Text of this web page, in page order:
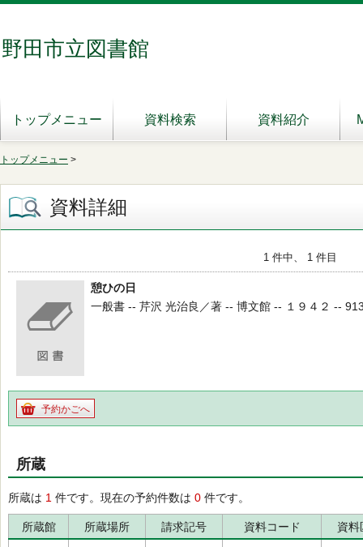
野田市立図書館
トップメニュー 資料検索 資料紹介
トップメニュー >
資料詳細
1 件中、 1 件目
憩ひの日
一般書 -- 芹沢 光治良／著 -- 博文館 -- １９４２ --
予約かごへ
所蔵
所蔵は 1 件です。現在の予約件数は 0 件です。
所蔵館 所蔵場所 請求記号 資料コード 資料